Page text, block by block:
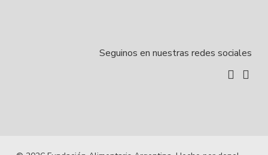
Seguinos en nuestras redes sociales